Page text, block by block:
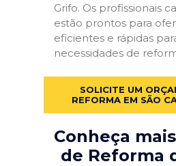
Grifo. Os profissionais
estão prontos para
eficientes e rápidas
necessidades de
SOLICITE UM
REFORMA EM SÃO
Conheça
de Reforma